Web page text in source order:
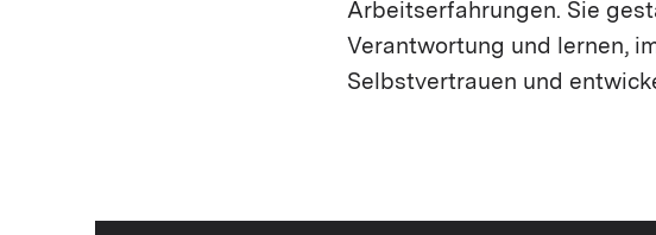
Arbeitserfahrungen. Sie
Verantwortung und lernen,
Selbstvertrauen und